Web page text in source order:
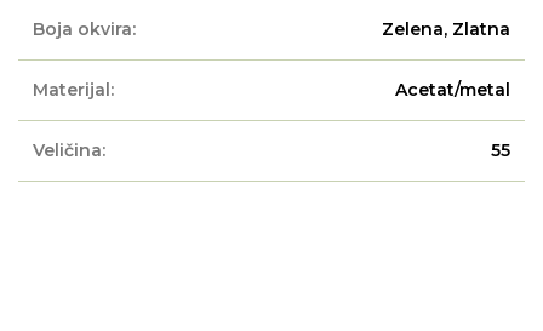
Boja okvira: Zelena, Zlatna
Materijal: Acetat/metal
Veličina: 55